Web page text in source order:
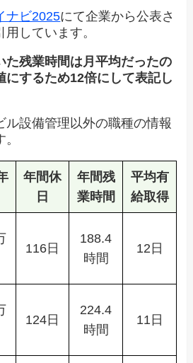
ナビ2025にて企業から公表さ
しています。
た残業時間は月平均だったの
にするため12倍にして表記し
ル設備管理以外の職種の情報
年間休
日
年間残
業時間
平均有
給取得
116日
188.4
時間
12日
124日
224.4
時間
11日